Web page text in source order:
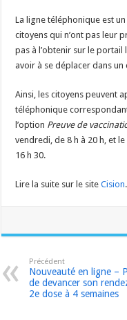
La ligne téléphonique est
citoyens qui n’ont pas leur
pas à l’obtenir sur le
avoir à se déplacer dans
Ainsi, les citoyens peuvent
téléphonique
l’option Preuve de
vendredi, de 8 h à 20 h, et
16 h 30.
Lire la suite sur le siteCision.
Précédent
Nouveauté en ligne –
de devancer son
2e dose à 4 semaines